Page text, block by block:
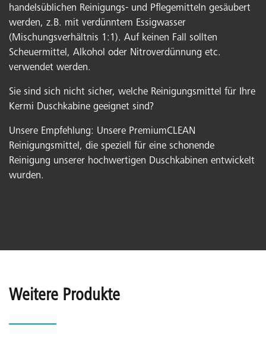
handelsüblichen Reinigungs- und Pflegemitteln gesäubert
werden, z.B. mit verdünntem Essigwasser
(Mischungsverhältnis 1:1). Auf keinen Fall sollten
Scheuermittel, Alkohol oder Nitroverdünnung etc.
verwendet werden.
Sie sind sich nicht sicher, welche Reinigungsmittel für Ihre
Kermi Duschkabine geeignet sind?
Unsere Empfehlung: Unsere PremiumCLEAN
Reinigungsmittel, die speziell für eine schonende
Reinigung unserer hochwertigen Duschkabinen entwickelt
wurden.
Weitere Produkte